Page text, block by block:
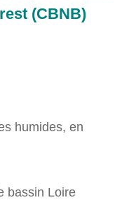
(CBNB)
humides, en
bassin Loire